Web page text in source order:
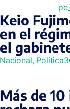
Keio
en el
el
Nacional, Política
Más de